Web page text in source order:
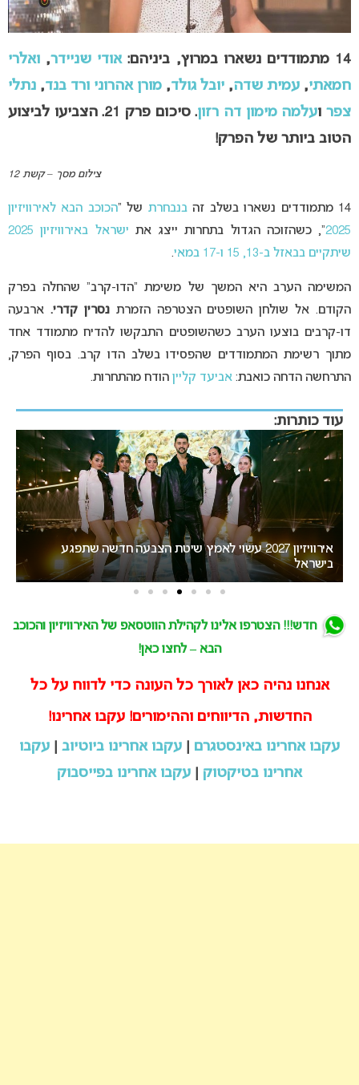
14 מתמודדים נשארו במרוץ, ביניהם: אודי שניידר, ואלרי
חמאתי, עמית שדה, יובל גולד, מורן אהרוני ורד בנד, נתלי
צפרועלמה מימון דה רזון.
סיכום פרק 21. הצביעו לביצוע
הטוב ביותר של הפרק!
צילום מסך – קשת 12
14 מתמודדים נשארו בשלב זה בנבחרתשל “הכוכב הבא לאירוויזיון
2025“, כשהזוכה הגדול בתחרות ייצג את ישראל באירוויזיון
2025
שיתקיים בבאזל ב-13, 15 ו-17 במאי .
המשימה הערב היא המשך של משימת “הדו-קרב” שהחלה בפרק
הקודם. אל שולחן השופטים הצטרפה הזמרת נסרין קדרי.ארבעה
דו-קרבים בוצעו הערב כשהשופטים התבקשו להדיח מתמודד אחד
מתוך רשימת המתמודדים שהפסידו בשלב הדו קרב. בסוף הפרק,
התרחשה הדחה כואבת: אביעד קלייןהודח מהתחרות.
עוד כותרות:
“אני צריכה לשתף אתכם במשהו חשוב”: הכרזתה של זוכת
האירוויזיון מסעירה את הרשת
חדש!!! הצטרפו אלינו לקהילת הווטסאפ של האירוויזיון והכוכב
הבא – לחצו כאן!
אנחנו נהיה כאן לאורך כל העונה כדי לדווח על כל
החדשות, הדיווחים וההימורים! עקבו אחרינו!
עקבו אחרינו באינסטגרם| עקבו אחרינו ביוטיוב|
עקבו
אחרינו בטיקטוק| עקבו אחרינו בפייסבוק